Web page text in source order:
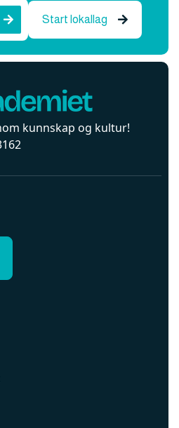
 Start lokallag 
kunnskap og kultur!